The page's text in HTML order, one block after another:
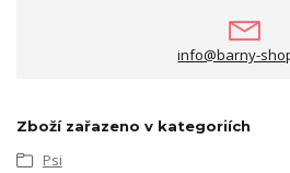
info@barny-
Zboží zařazeno v kategoriích
Psi